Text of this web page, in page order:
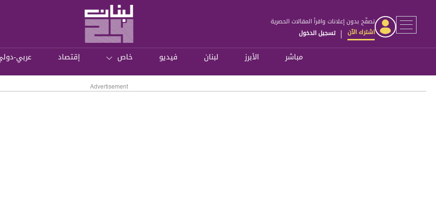
تصفّح بدون إعلانات واقرأ المقالات الحصرية
اشترك الآن | تسجيل الدخول
مباشر الأبرز لبنان فيديو خاص إقتصاد عربي-
Advertisement